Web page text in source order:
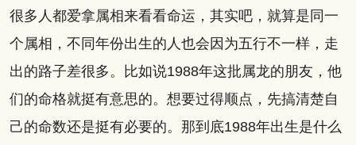
很多人都爱拿属相来看看命运，其实吧，就算是同一
个属相，不同年份出生的人也会因为五行不一样，走
出的路子差很多。比如说1988年这批属龙的朋友，他
们的命格就挺有意思的。想要过得顺点，先搞清楚自
己的命数还是挺有必要的。那到底1988年出生是什么